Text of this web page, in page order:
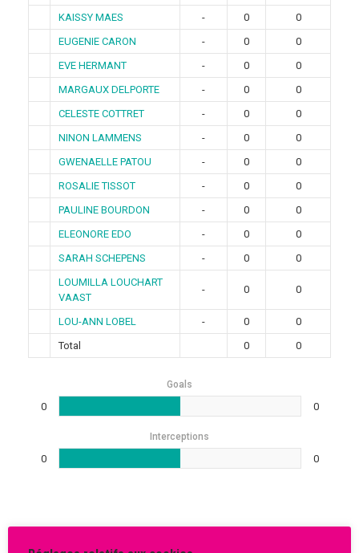
KAISSY MAES
- 0
0
EUGENIE CARON
- 0
0
EVE HERMANT
- 0
0
MARGAUX DELPORTE
- 0
0
CELESTE COTTRET
- 0
0
NINON LAMMENS
- 0
0
GWENAELLE PATOU
- 0
0
ROSALIE TISSOT
- 0
0
PAULINE BOURDON
- 0
0
ELEONORE EDO
- 0
0
SARAH SCHEPENS
- 0
0
LOUMILLA LOUCHART
VAAST
- 0 0
LOU-ANN LOBEL - 0
0
Total
0 0
Goals
0 0
Interceptions
0 0